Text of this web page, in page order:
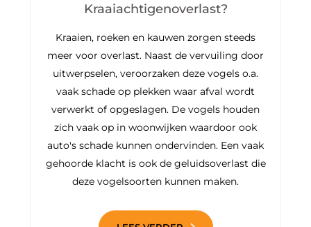
Kraaiachtigenoverlast?
Kraaien, roeken en kauwen zorgen steeds
meer voor overlast. Naast de vervuiling door
uitwerpselen, veroorzaken deze vogels o.a.
vaak schade op plekken waar afval wordt
verwerkt of opgeslagen. De vogels houden
zich vaak op in woonwijken waardoor ook
auto's schade kunnen ondervinden. Een vaak
gehoorde klacht is ook de geluidsoverlast die
deze vogelsoorten kunnen maken.